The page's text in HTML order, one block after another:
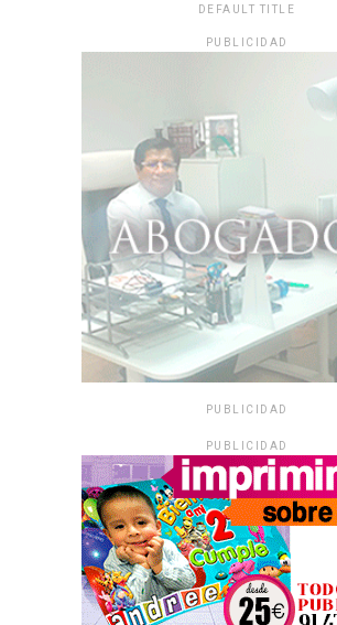
DEFAULT TITLE
PUBLICIDAD
PUBLICIDAD
PUBLICIDAD